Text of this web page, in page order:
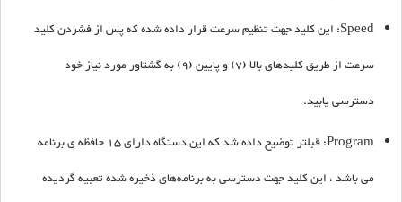
Speed: این کلید جهت تنظیم سرعت قرار داده شده که پس از فشردن کلید
سرعت از طریق کلیدهای بالا (7) و پایین (9) به گشتاور مورد نیاز خود
دسترسی یابید.
Program: قبلتر توضیح داده شد که این دستگاه دارای 15 حافظه ی برنامه
می باشد ، این کلید جهت دسترسی به برنامه‌های ذخیره شده تعبیه گردیده